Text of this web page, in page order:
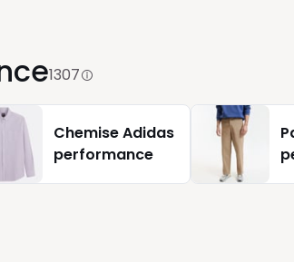
1307
Chemise Adidas
performance